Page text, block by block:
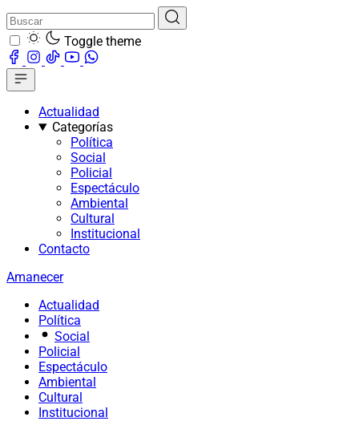
Toggle theme
Actualidad
Categorías
Política
Social
Policial
Espectáculo
Ambiental
Cultural
Institucional
Contacto
Amanecer
Actualidad
Política
Social
Policial
Espectáculo
Ambiental
Cultural
Institucional